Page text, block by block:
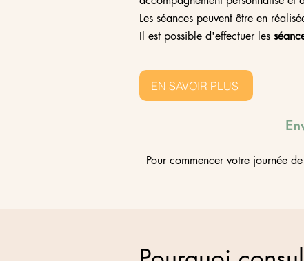
Les séances peuvent être en
Il est possible d'effectuer les
EN SAVOIR PLUS
Pour commencer votre journée